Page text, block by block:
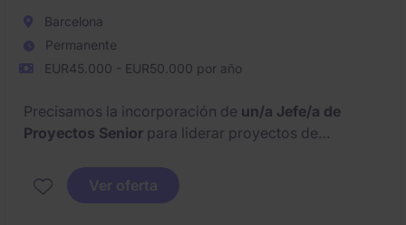
Barcelona
Permanente
EUR45.000 - EUR50.000 por año
Precisamos la incorporación de un/a Jefe/a de
Proyectos Senior para liderar proyectos de
suelos y aguas subterráneas.
presencia en campo, dirección técnica, relación con
Ver oferta